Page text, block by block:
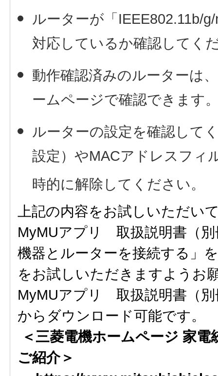
ルーターが「IEEE802.11b/
対応しているか確認してく
動作確認済みのルーターは
ームページで確認できます
ルーターの設定を確認して
設定）やMACアドレスフィ
時的に解除してください。
上記の内容をお試しいただい
MyMUアプリ 取扱説明書（別
機器とルーターを接続する」
をお試しいただきますようお
MyMUアプリ 取扱説明書（別
からダウンロード可能です。
＜三菱電機ホームページ 家
ご紹介＞